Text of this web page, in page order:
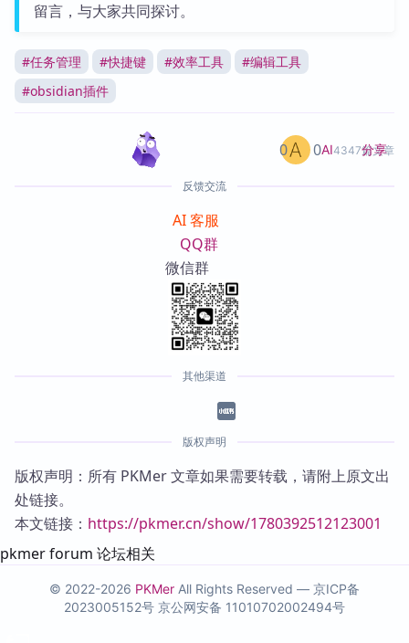
留言，与大家共同探讨。
#任务管理 #快捷键 #效率工具 #编辑工具
#obsidian插件
AI4347篇文章
0 0 分享
反馈交流
AI 客服
QQ群
微信群
其他渠道
版权声明
版权声明：所有 PKMer 文章如果需要转载，请附上原文出
处链接。
本文链接： https://pkmer.cn/show/1780392512123001
pkmer forum 论坛相关
© 2022-2026 PKMer All Rights Reserved — 京ICP备
2023005152号 京公网安备 11010702002494号